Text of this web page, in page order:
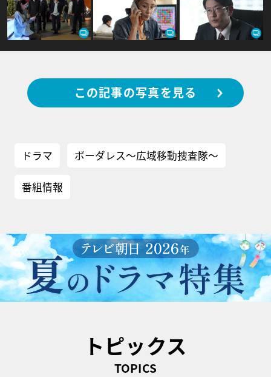
この記事の写真を見る
ドラマ ボーダレス～広域移動捜査隊～
番組情報
トピックス
TOPICS